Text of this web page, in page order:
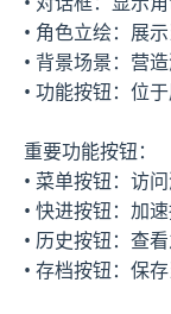
• 角色立绘：展
• 背景场景：营
• 功能按钮：位
重要功能按钮：
• 菜单按钮：访
• 快进按钮：加
• 历史按钮：查
• 存档按钮：保